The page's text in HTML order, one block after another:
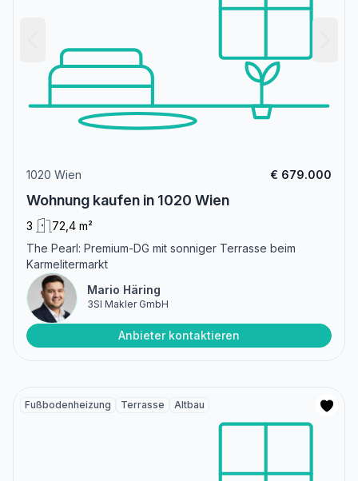
1020 Wien € 679.000
Wohnung kaufen in 1020 Wien
3
72,4 m²
The Pearl: Premium-DG mit sonniger Terrasse beim
Karmelitermarkt
Mario Häring
3SI Makler GmbH
Anbieter kontaktieren
Fußbodenheizung Terrasse Altbau